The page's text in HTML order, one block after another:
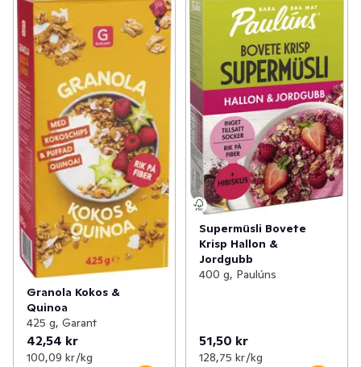
Granola Kokos &
Quinoa
425 g, Garant
42,54 kr
100,09 kr /kg
Supermüsli Bovete
Krisp Hallon &
Jordgubb
400 g, Paulúns
51,50 kr
128,75 kr /kg